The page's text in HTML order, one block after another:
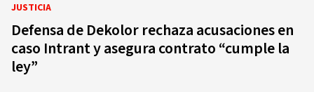
JUSTICIA
Defensa de Dekolor rechaza acusaciones en
caso Intrant y asegura contrato “cumple la
ley”